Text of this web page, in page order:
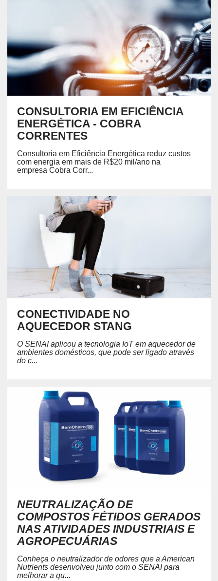
CONSULTORIA EM EFICIÊNCIA
ENERGÉTICA - COBRA
CORRENTES
Consultoria em Eficiência Energética reduz custos
com energia em mais de R$20 mil/ano na
empresa Cobra Corr...
CONECTIVIDADE NO
AQUECEDOR STANG
O SENAI aplicou a tecnologia IoT em aquecedor de
ambientes domésticos, que pode ser ligado através
do c...
NEUTRALIZAÇÃO DE
COMPOSTOS FÉTIDOS GERADOS
NAS ATIVIDADES INDUSTRIAIS E
AGROPECUÁRIAS
Conheça o neutralizador de odores que a American
Nutrients desenvolveu junto com o SENAI para
melhorar a qu...